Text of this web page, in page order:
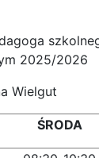
2025/2026
Wielgut
ŚRODA